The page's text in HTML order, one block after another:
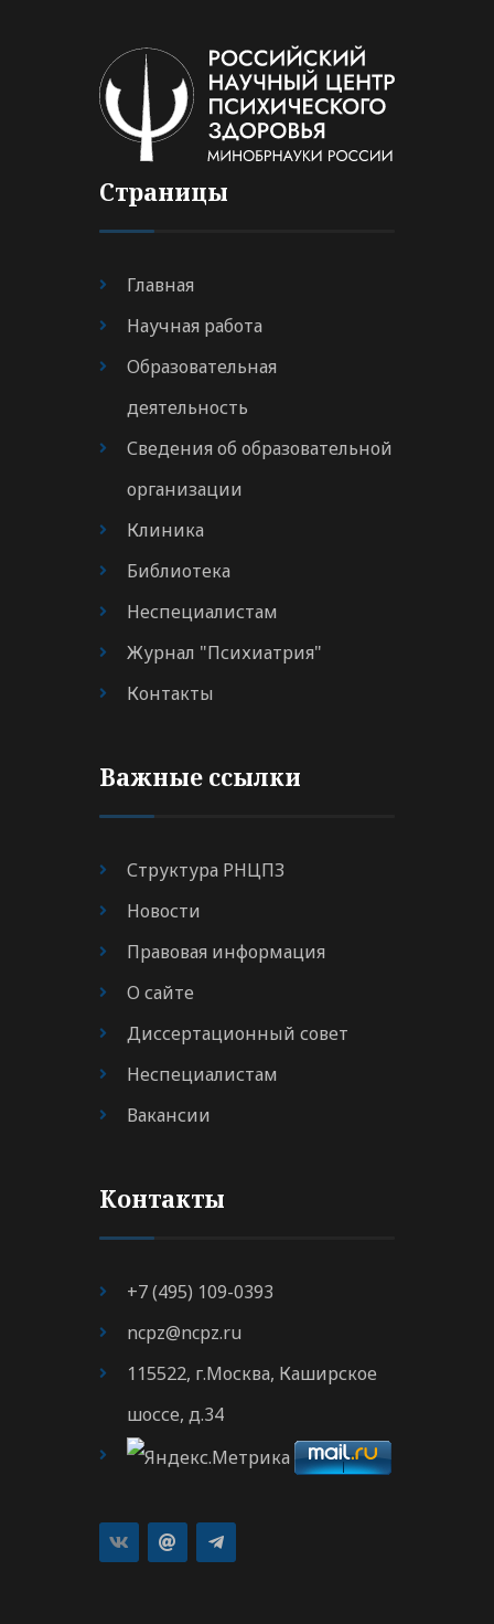
Страницы
Главная
Научная работа
Образовательная
деятельность
Сведения об образовательной
организации
Клиника
Библиотека
Неспециалистам
Журнал "Психиатрия"
Контакты
Важные ссылки
Структура РНЦПЗ
Новости
Правовая информация
О сайте
Диссертационный совет
Неспециалистам
Вакансии
Контакты
+7 (495) 109-0393
ncpz@ncpz.ru
115522, г.Москва, Каширское
шоссе, д.34